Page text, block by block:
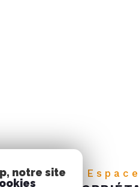
espace
notre site